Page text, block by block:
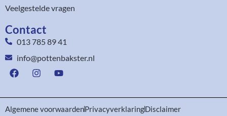
Veelgestelde vragen
Contact
013 785 89 41
info@pottenbakster.nl
Algemene voorwaardenPrivacyverklaringDisclaimer